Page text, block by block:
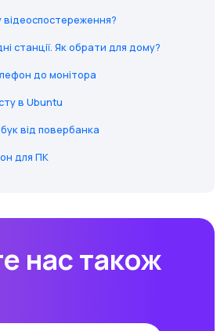
станції. Як обрати для дому?
до монітора
в Ubuntu
від повербанка
для ПК
нас також